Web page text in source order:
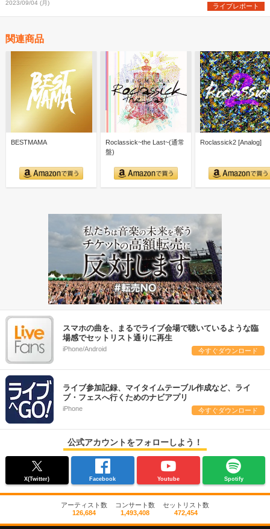
2023/09/04 (月) ライブレポート
関連商品
BESTMAMA
Roclassick~the Last~(通常
盤)
Roclassick2 [Analog]
スマホの曲を、まるでライブ会場で聴いているような臨
場感でセットリスト通りに再生
iPhone/Android 今すぐダウンロード
ライブ参加記録、マイタイムテーブル作成など、ライ
ブ・フェスへ行くためのナビアプリ
iPhone 今すぐダウンロード
公式アカウントをフォローしよう！
X(Twitter) Facebook Youtube Spotify
アーティスト数
126,684
コンサート数
1,493,408
セットリスト数
472,454